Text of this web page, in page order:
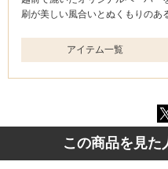
刷が美しい風合いとぬくもりのあ
アイテム一覧
この商品を見た